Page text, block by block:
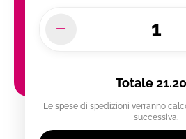
Totale
Le spese di spedizioni verranno
successiva.